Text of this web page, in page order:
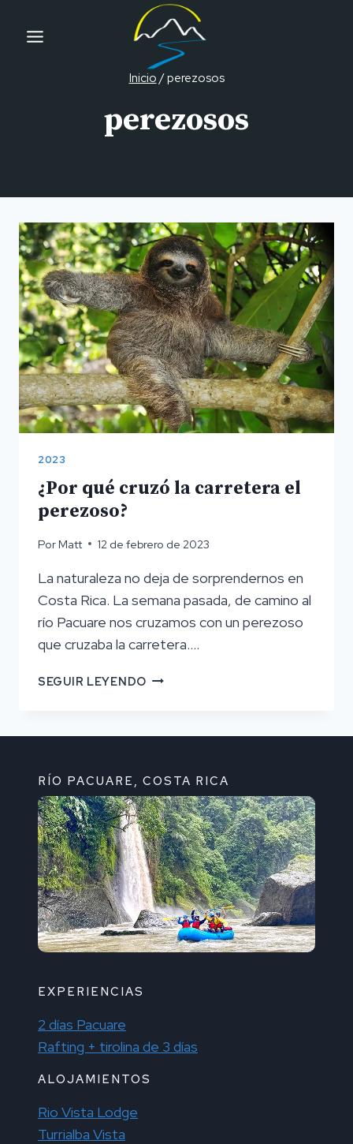
Inicio/perezosos
perezosos
2023
¿Por qué cruzó la carretera el
perezoso?
Por Matt 12 de febrero de 2023
La naturaleza no deja de sorprendernos en
Costa Rica. La semana pasada, de camino al
río Pacuare nos cruzamos con un perezoso
que cruzaba la carretera....
SEGUIR LEYENDO ¿POR
PEREZOSO?
RÍO PACUARE, COSTA RICA
EXPERIENCIAS
2 días Pacuare
Rafting + tirolina de 3 días
ALOJAMIENTOS
Rio Vista Lodge
Turrialba Vista